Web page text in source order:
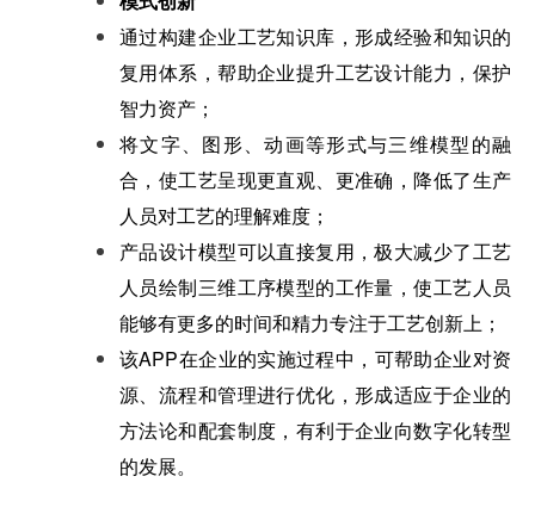
通过构建企业工艺知识库，形成经验和知识的
复用体系，帮助企业提升工艺设计能力，保护
智力资产；
将文字、图形、动画等形式与三维模型的融
合，使工艺呈现更直观、更准确，降低了生产
人员对工艺的理解难度；
产品设计模型可以直接复用，极大减少了工艺
人员绘制三维工序模型的工作量，使工艺人员
能够有更多的时间和精力专注于工艺创新上；
该APP在企业的实施过程中，可帮助企业对资
源、流程和管理进行优化，形成适应于企业的
方法论和配套制度，有利于企业向数字化转型
的发展。